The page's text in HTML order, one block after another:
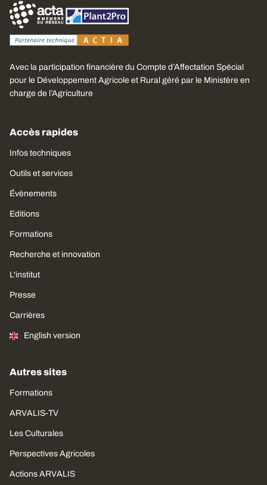
Avec la participation financière du Compte d’Affectation Spécial
pour le Développement Agricole et Rural géré par le Ministère en
charge de l’Agriculture
Accès rapides
Infos techniques
Outils et services
Évènements
Editions
Formations
Recherche et innovation
L'institut
Presse
Carrières
English version
Autres sites
Formations
ARVALIS-TV
Les Culturales
Perspectives Agricoles
Actions ARVALIS